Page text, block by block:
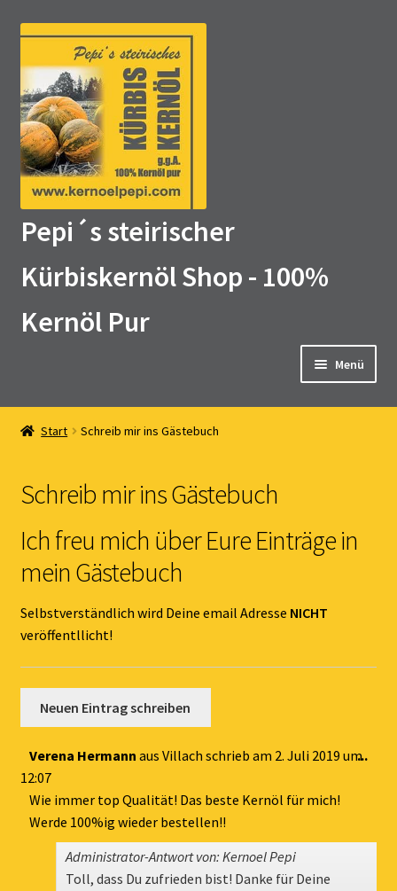
Zur
Navigation
springen
Zum
springen
Pepi´s steirischer
Kürbiskernöl Shop - 100%
Kernöl Pur
Menü
Home
Kernöl Pepi
Übers Kernöl
Kontakt
Gästebuch
Start Schreib mir ins Gästebuch
Schreib mir ins Gästebuch
Ich freu mich über Eure Einträge in
mein Gästebuch
Selbstverständlich wird Deine email Adresse NICHT
veröffentllicht!
Verena Hermann aus Villach schrieb am 2. Juli 2019 um
12:07
Wie immer top Qualität! Das beste Kernöl für mich!
Werde 100%ig wieder bestellen!!
Administrator-Antwort von: Kernoel Pepi
Toll, dass Du zufrieden bist! Danke für Deine
...